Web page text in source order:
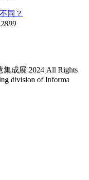
同？
成展 2024 All Rights
division of Informa